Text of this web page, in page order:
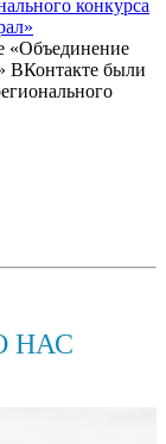
конкурса
«Объединение
ВКонтакте были
НАС